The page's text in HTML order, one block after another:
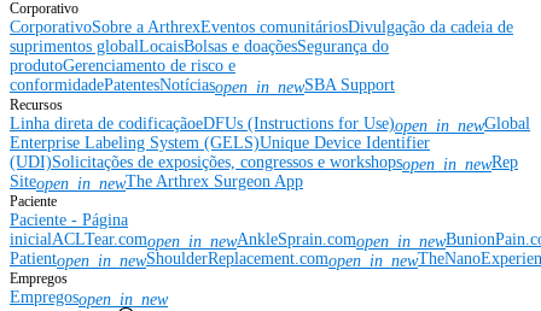
Corporativo
CorporativoSobre a ArthrexEventos comunitáriosDivulgação da cadeia de
suprimentos globalLocaisBolsas e doaçõesSegurança do
produtoGerenciamento de risco e
conformidadePatentesNotíciasopen_in_newSBA Support
Recursos
Linha direta de codificaçãoeDFUs (Instructions for Use)open_in_newGlobal
Enterprise Labeling System (GELS)Unique Device Identifier
(UDI)Solicitações de exposições, congressos e workshopsopen_in_newRep
Siteopen_in_newThe Arthrex Surgeon App
Paciente
Paciente - Página
inicialACLTear.comopen_in_newAnkleSprain.comopen_in_new
Patientopen_in_newShoulderReplacement.comopen_in_new
Empregos
Empregosopen_in_new